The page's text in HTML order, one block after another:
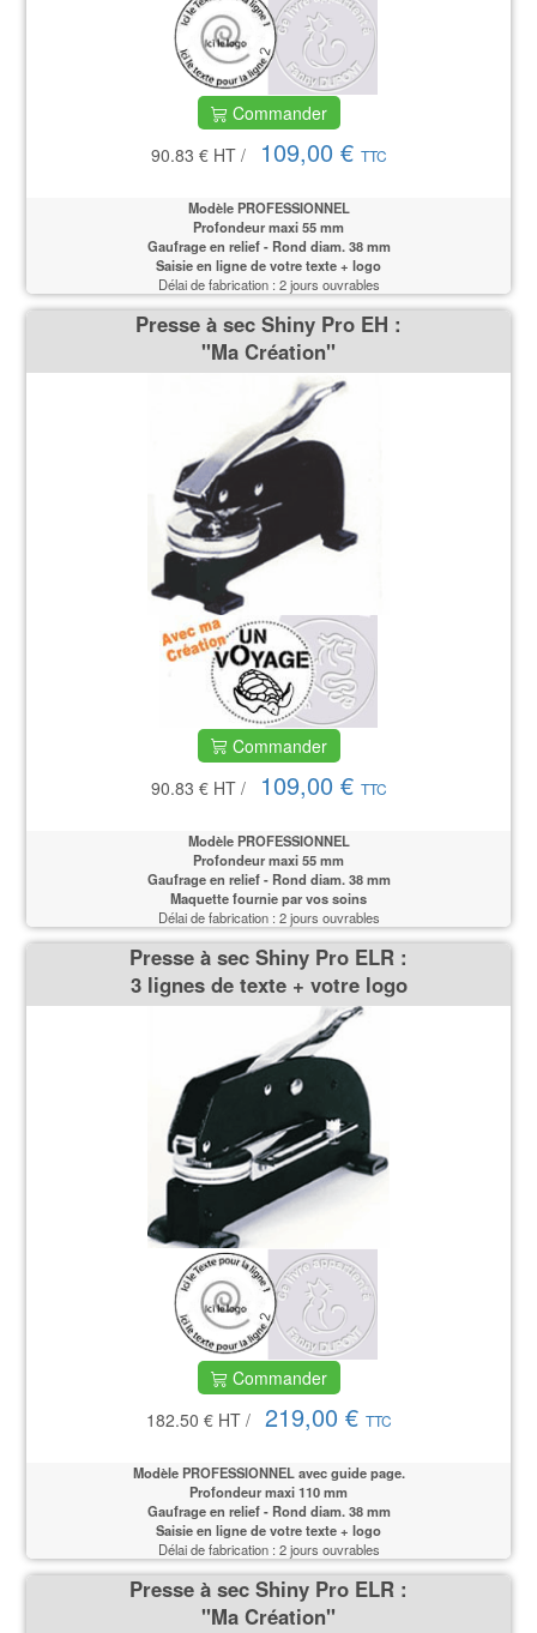
Commander
90.83 € HT/ 109,00 € TTC
Modèle PROFESSIONNEL
Profondeur maxi 55 mm
Gaufrage en relief - Rond diam. 38 mm
Saisie en ligne de votre texte + logo
Délai de fabrication : 2 jours ouvrables
Presse à sec Shiny Pro EH :
''Ma Création''
Commander
90.83 € HT/ 109,00 € TTC
Modèle PROFESSIONNEL
Profondeur maxi 55 mm
Gaufrage en relief - Rond diam. 38 mm
Maquette fournie par vos soins
Délai de fabrication : 2 jours ouvrables
Presse à sec Shiny Pro ELR :
3 lignes de texte + votre logo
Commander
182.50 € HT/ 219,00 € TTC
Modèle PROFESSIONNELavec guide page.
Profondeur maxi 110 mm
Gaufrage en relief - Rond diam. 38 mm
Saisie en ligne de votre texte + logo
Délai de fabrication : 2 jours ouvrables
Presse à sec Shiny Pro ELR :
''Ma Création''